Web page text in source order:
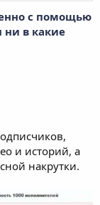
с помощью
ни в какие
и историй, а
накрутки.